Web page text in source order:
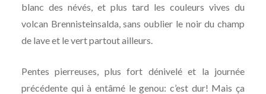
blanc des névés, et plus tard les couleurs vives du
volcan Brennisteinsalda, sans oublier le noir du champ
de lave et le vert partout ailleurs.
Pentes pierreuses, plus fort dénivelé et la journée
précédente qui à entâmé le genou: c’est dur! Mais ça